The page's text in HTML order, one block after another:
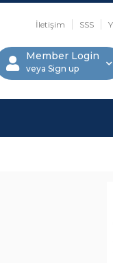
İletişim SSS
Member Login
Sign up